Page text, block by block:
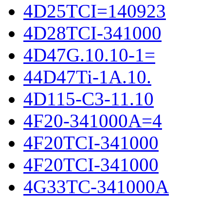
4D25TCI=140923
4D28TCI-341000
4D47G.10.10-1=
44D47Ti-1A.10.
4D115-C3-11.10
4F20-341000A=4
4F20TCI-341000
4F20TCI-341000
4G33TC-341000A